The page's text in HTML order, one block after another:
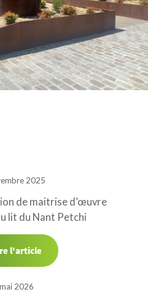
2025
de maitrise d’œuvre
lit du Nant Petchi
l'article
2026